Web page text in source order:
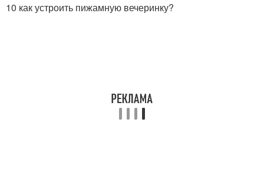
10 как устроить пижамную вечеринку?